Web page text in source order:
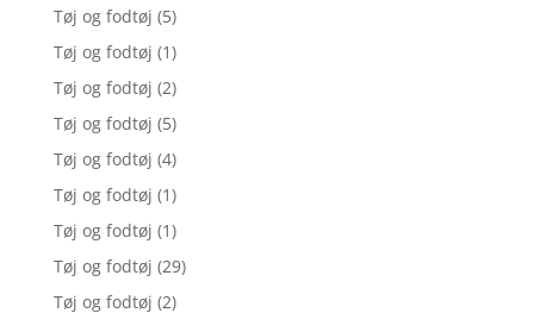
Tøj og fodtøj (5)
Tøj og fodtøj (1)
Tøj og fodtøj (2)
Tøj og fodtøj (5)
Tøj og fodtøj (4)
Tøj og fodtøj (1)
Tøj og fodtøj (1)
Tøj og fodtøj (29)
Tøj og fodtøj (2)